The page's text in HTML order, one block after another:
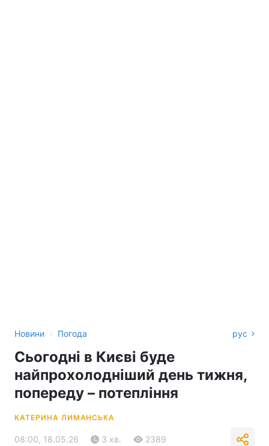
Новини › Погода рус
Сьогодні в Києві буде
найпрохолодніший день тижня,
попереду – потепління
КАТЕРИНА ЛИМАНСЬКА
08:00, 18.05.26 3 хв. 2389